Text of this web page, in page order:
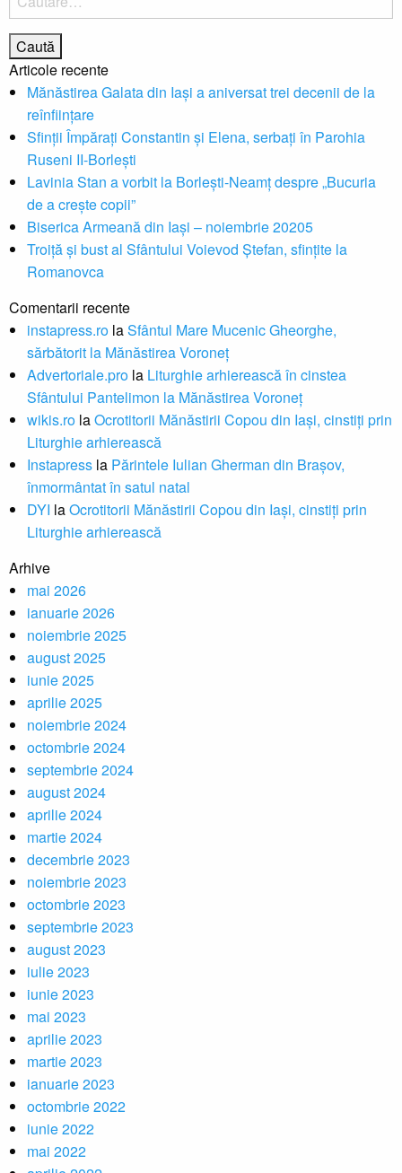
după:
Articole recente
Mănăstirea Galata din Iaşi a aniversat trei decenii de la
reînfiinţare
Sfinţii Împărați Constantin și Elena, serbaţi în Parohia
Ruseni II-Borleşti
Lavinia Stan a vorbit la Borleşti-Neamţ despre „Bucuria
de a creşte copii”
Biserica Armeană din Iași – noiembrie 20205
Troiţă şi bust al Sfântului Voievod Ştefan, sfinţite la
Romanovca
Comentarii recente
instapress.ro laSfântul Mare Mucenic Gheorghe,
sărbătorit la Mănăstirea Voroneț
Advertoriale.pro la Liturghie arhierească în cinstea
Sfântului Pantelimon la Mănăstirea Voroneţ
wikis.ro laOcrotitorii Mănăstirii Copou din Iaşi, cinstiţi prin
Liturghie arhierească
Instapress la Părintele Iulian Gherman din Braşov,
înmormântat în satul natal
DYI laOcrotitorii Mănăstirii Copou din Iaşi, cinstiţi prin
Liturghie arhierească
Arhive
mai 2026
ianuarie 2026
noiembrie 2025
august 2025
iunie 2025
aprilie 2025
noiembrie 2024
octombrie 2024
septembrie 2024
august 2024
aprilie 2024
martie 2024
decembrie 2023
noiembrie 2023
octombrie 2023
septembrie 2023
august 2023
iulie 2023
iunie 2023
mai 2023
aprilie 2023
martie 2023
ianuarie 2023
octombrie 2022
iunie 2022
mai 2022